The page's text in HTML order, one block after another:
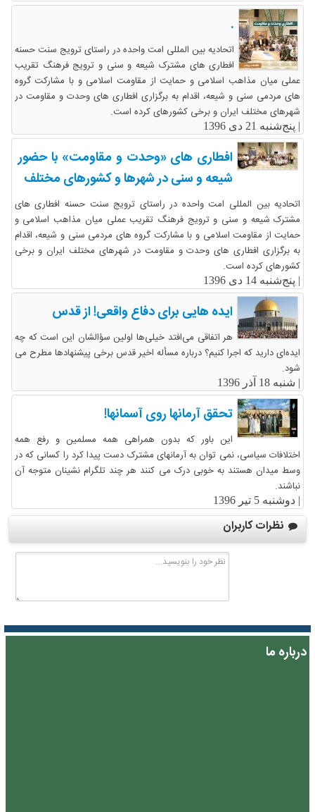
.
اتحادیه بین المللی امت واحده در راستای ترویج سنت حسنه
افطاری های مشترک شیعه و سنی و ترویج فرهنگ تقریب
عملی میان مذاهب اسلامی و حمایت از مقاومت اسلامی و با مشارکت گروه
های مردمی سنی و شیعه، اقدام به برگزاری افطاری های وحدت و مقاومت در
شهرهای مختلف ایران و برخی کشورهای کرده است.
پنج‌شنبه 21 دی 1396
افطاری های «وحدت و مقاومت» با حضور
شیعه و سنی در شهرها و کشورهای مختلف
اتحادیه بین المللی امت واحده در راستای ترویج سنت حسنه افطاری های
مشترک شیعه و سنی و ترویج فرهنگ تقریب عملی میان مذاهب اسلامی و
حمایت از مقاومت اسلامی و با مشارکت گروه های مردمی سنی و شیعه، اقدام
به برگزاری افطاری های وحدت و مقاومت در شهرهای مختلف ایران و برخی
کشورهای کرده است.
پنج‌شنبه 14 دی 1396
ایده هایی برای دفاع واقعی! از قدس
هر اتفاقی می‌افتد خیلی‌ها اولین سؤالشان این است که چه
ایده‌ای دارید که اجرا کنیم؟ درباره مسأله اخیر قدس برخی پیشنهاد‌ها مطرح می
شود.
شنبه 18 آذر 1396
تحقق آرمانها روی آسمانها!
این باور که بدون همراهی همه مسلمین و رفع همه
اختلافات سیاسی، نمی توان به آرمانهای مشترک دست پیدا کرد را کسانی که در
وسط میدان هستند به خوبی درک می کنند هر چند تلگرام نشینان متوجه آن
نباشند.
دوشنبه 5 تیر 1396
نظرات کاربران
درباره ما